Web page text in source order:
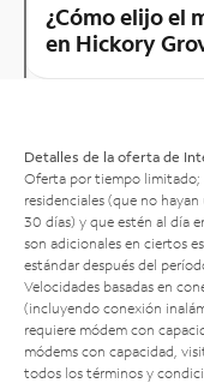
¿Cómo elijo el
en Hickory
Detalles de la oferta de
Oferta por tiempo limitado;
residenciales (que no
30 días) y que estén al día
son adicionales en ciertos
estándar después del
Velocidades basadas en
(incluyendo conexión
requiere módem con
módems con capacidad,
todos los términos y